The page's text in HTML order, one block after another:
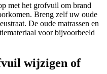
met het grofvuil om brand
Breng zelf uw oude
De oude matrassen en
voor bijvoorbeeld
wijzigen of